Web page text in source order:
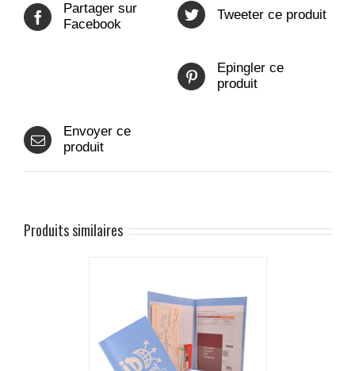
Partager sur
Facebook
Tweeter ce produit
Epingler ce
produit
Envoyer ce
produit
Produits similaires